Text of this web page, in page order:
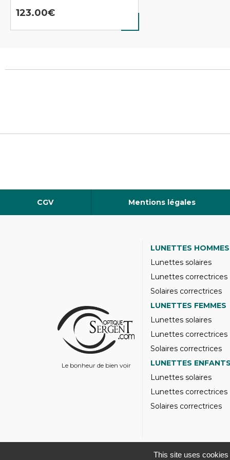
123.00
CGV Mentions légales
Le bonheur de bien voir
LUNETTES HOMMES
Lunettes solaires
Lunettes correctrices
Solaires correctrices
LUNETTES FEMMES
Lunettes solaires
Lunettes correctrices
Solaires correctrices
LUNETTES
Lunettes solaires
Lunettes correctrices
Solaires correctrices
This site uses